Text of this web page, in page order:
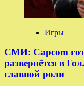
в
новом
ролике
хоррора
Resident
Evil
Requiem
Игры
СМИ: Capcom
развернётся в
главной роли